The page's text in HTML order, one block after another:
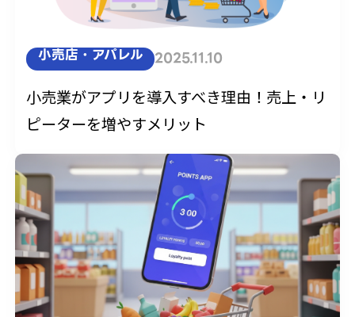
小売店・アパレル 2025.11.10
小売業がアプリを導入すべき理由！売上・リ
ピーターを増やすメリット